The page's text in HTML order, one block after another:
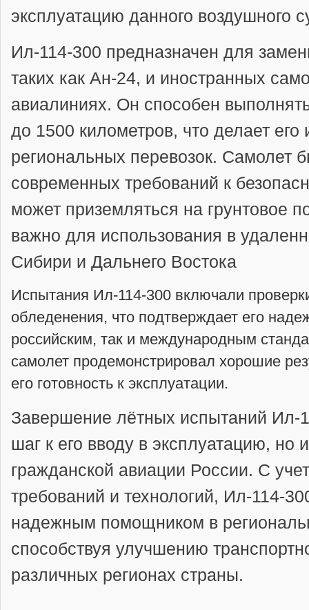
эксплуатацию данного воздушного
Ил-114-300 предназначен для
таких как Ан-24, и иностранных
авиалиниях. Он способен
до 1500 километров, что делает
региональных перевозок. Самолет
современных требований к
может приземляться на грунтовое
важно для использования в
Сибири и Дальнего Востока
Испытания Ил-114-300 включали
обледенения, что подтверждает его
российским, так и международным
самолет продемонстрировал хорошие
его готовность к эксплуатации.
Завершение лётных испытаний Ил-
шаг к его вводу в эксплуатацию, но
гражданской авиации России. С
требований и технологий, Ил-114-
надежным помощником в
способствуя улучшению
различных регионах страны.